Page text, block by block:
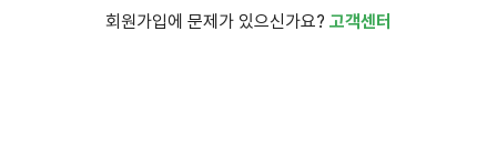
회원가입에 문제가 있으신가요? 고객센터